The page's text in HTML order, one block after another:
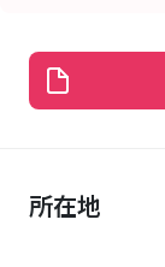
所在地